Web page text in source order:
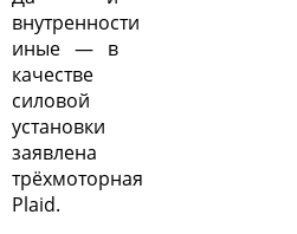
внутренности
иные — в
качестве
силовой
установки
заявлена
трёхмоторная
Plaid.